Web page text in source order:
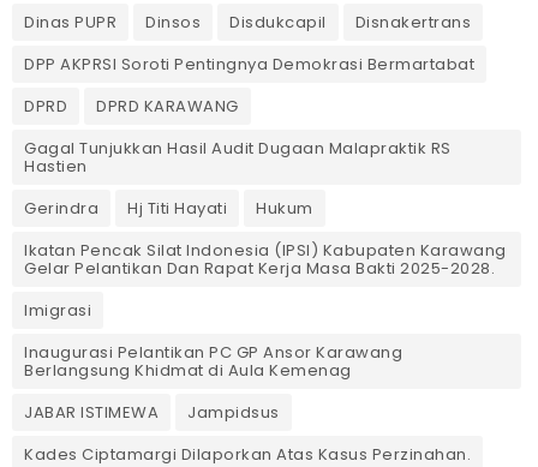
Dinas PUPR
Dinsos Disdukcapil
Disnakertrans
DPP AKPRSI Soroti Pentingnya Demokrasi Bermartabat
DPRD
DPRD KARAWANG
Gagal Tunjukkan Hasil Audit Dugaan Malapraktik RS
Hastien
Gerindra
Hj Titi Hayati
Hukum
Ikatan Pencak Silat Indonesia (IPSI) Kabupaten Karawang
Gelar Pelantikan Dan Rapat Kerja Masa Bakti 2025-2028.
Imigrasi
Inaugurasi Pelantikan PC GP Ansor Karawang
Berlangsung Khidmat di Aula Kemenag
JABAR ISTIMEWA
Jampidsus
Kades Ciptamargi Dilaporkan Atas Kasus Perzinahan.